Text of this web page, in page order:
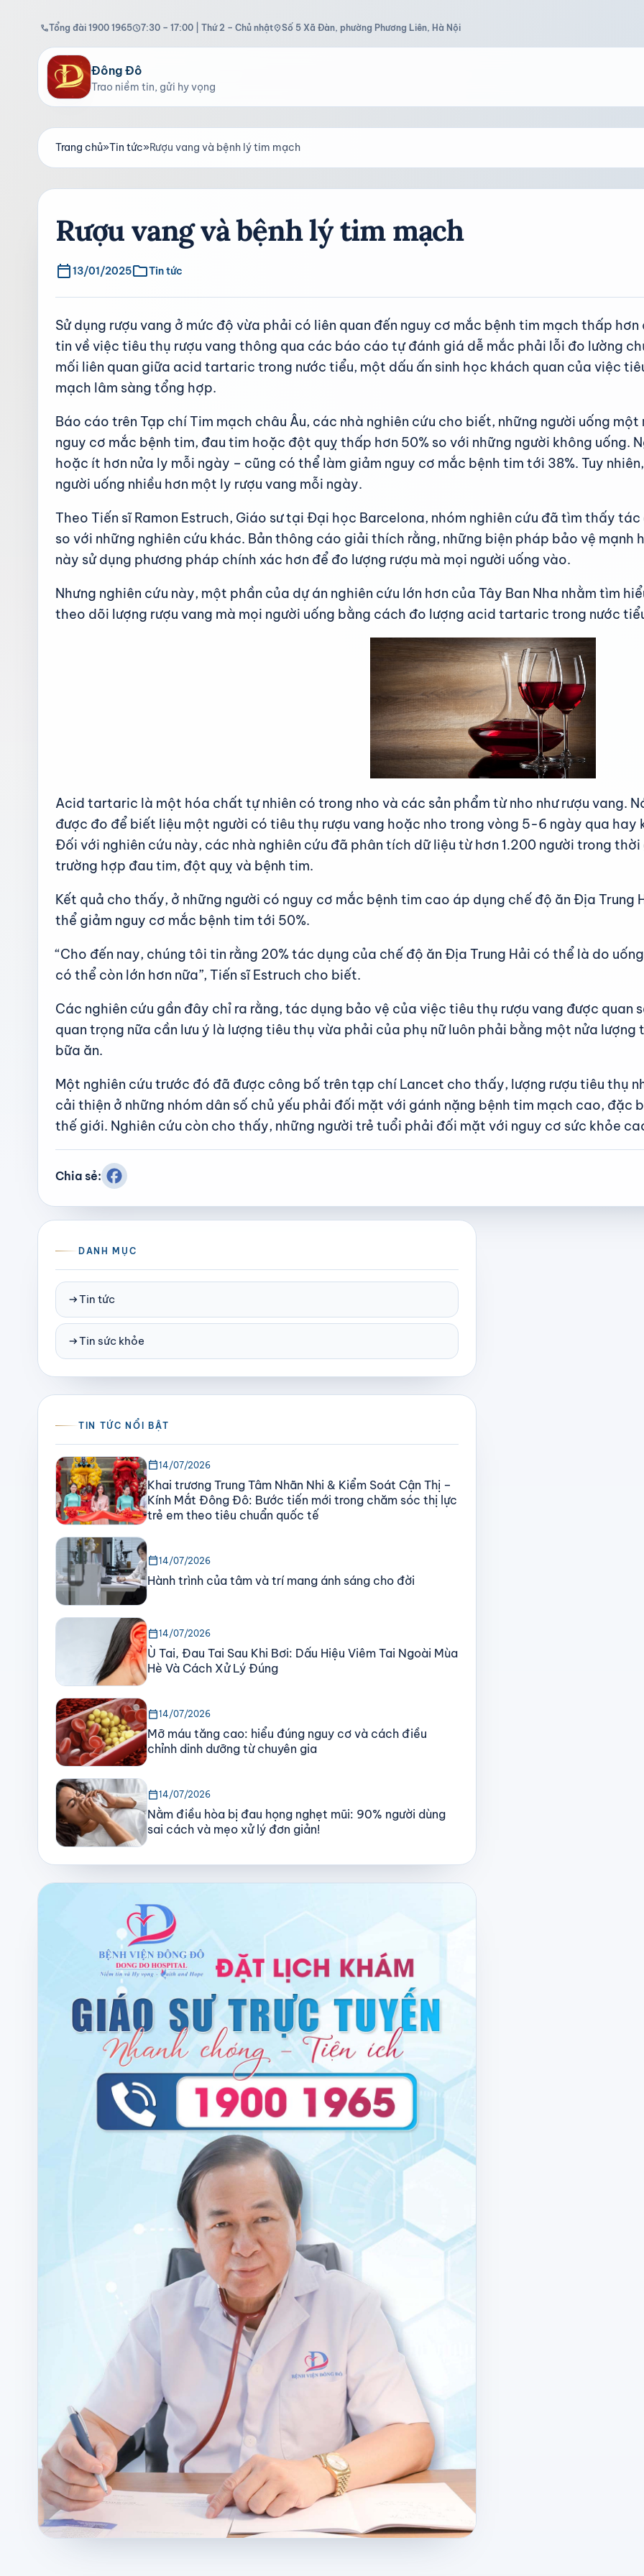
callTổng đài 1900 1965schedule7:30 – 17:00 | Thứ 2 – Chủ nhậtlocation_onSố 5 Xã Đàn, phường Phương Liên, Hà Nội
Đông Đô
Trao niềm tin, gửi hy vọng
Trang chủ»Tin tức»Rượu vang và bệnh lý tim mạch
Rượu vang và bệnh lý tim mạch
calendar_today13/01/2025folderTin tức
Sử dụng rượu vang ở mức độ vừa phải có liên quan đến nguy cơ mắc bệnh tim mạch thấp
tin về việc tiêu thụ rượu vang thông qua các báo cáo tự đánh giá dễ mắc phải lỗi đo lường
mối liên quan giữa acid tartaric trong nước tiểu, một dấu ấn sinh học khách quan của việc
mạch lâm sàng tổng hợp.
Báo cáo trên Tạp chí Tim mạch châu Âu, các nhà nghiên cứu cho biết, những người uống
nguy cơ mắc bệnh tim, đau tim hoặc đột quỵ thấp hơn 50% so với những người không uống.
hoặc ít hơn nửa ly mỗi ngày – cũng có thể làm giảm nguy cơ mắc bệnh tim tới 38%. Tuy
người uống nhiều hơn một ly rượu vang mỗi ngày.
Theo Tiến sĩ Ramon Estruch, Giáo sư tại Đại học Barcelona, nhóm nghiên cứu đã tìm thấy
so với những nghiên cứu khác. Bản thông cáo giải thích rằng, những biện pháp bảo vệ mạnh
này sử dụng phương pháp chính xác hơn để đo lượng rượu mà mọi người uống vào.
Nhưng nghiên cứu này, một phần của dự án nghiên cứu lớn hơn của Tây Ban Nha nhằm tìm
theo dõi lượng rượu vang mà mọi người uống bằng cách đo lượng acid tartaric trong nước
Acid tartaric là một hóa chất tự nhiên có trong nho và các sản phẩm từ nho như rượu vang.
được đo để biết liệu một người có tiêu thụ rượu vang hoặc nho trong vòng 5-6 ngày qua hay
Đối với nghiên cứu này, các nhà nghiên cứu đã phân tích dữ liệu từ hơn 1.200 người trong
trường hợp đau tim, đột quỵ và bệnh tim.
Kết quả cho thấy, ở những người có nguy cơ mắc bệnh tim cao áp dụng chế độ ăn Địa Trung
thể giảm nguy cơ mắc bệnh tim tới 50%.
“Cho đến nay, chúng tôi tin rằng 20% tác dụng của chế độ ăn Địa Trung Hải có thể là do
có thể còn lớn hơn nữa”, Tiến sĩ Estruch cho biết.
Các nghiên cứu gần đây chỉ ra rằng, tác dụng bảo vệ của việc tiêu thụ rượu vang được
quan trọng nữa cần lưu ý là lượng tiêu thụ vừa phải của phụ nữ luôn phải bằng một nửa
bữa ăn.
Một nghiên cứu trước đó đã được công bố trên tạp chí Lancet cho thấy, lượng rượu tiêu thụ
cải thiện ở những nhóm dân số chủ yếu phải đối mặt với gánh nặng bệnh tim mạch cao, đặc
thế giới. Nghiên cứu còn cho thấy, những người trẻ tuổi phải đối mặt với nguy cơ sức khỏe
Chia sẻ:
DANH MỤC
arrow_right_altTin tức
arrow_right_altTin sức khỏe
TIN TỨC NỔI BẬT
calendar_today14/07/2026
Khai trương Trung Tâm Nhãn Nhi & Kiểm Soát Cận Thị –
Kính Mắt Đông Đô: Bước tiến mới trong chăm sóc thị lực
trẻ em theo tiêu chuẩn quốc tế
calendar_today14/07/2026
Hành trình của tâm và trí mang ánh sáng cho đời
calendar_today14/07/2026
Ù Tai, Đau Tai Sau Khi Bơi: Dấu Hiệu Viêm Tai Ngoài Mùa
Hè Và Cách Xử Lý Đúng
calendar_today14/07/2026
Mỡ máu tăng cao: hiểu đúng nguy cơ và cách điều
chỉnh dinh dưỡng từ chuyên gia
calendar_today14/07/2026
Nằm điều hòa bị đau họng nghẹt mũi: 90% người dùng
sai cách và mẹo xử lý đơn giản!